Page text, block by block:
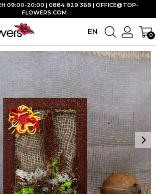
EN 0
09:00-20:00 | 0884 829 368 | OFFICE@TOP-
FLOWERS.COM